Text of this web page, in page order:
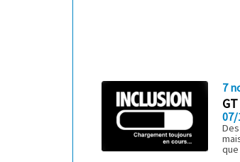
7
07/